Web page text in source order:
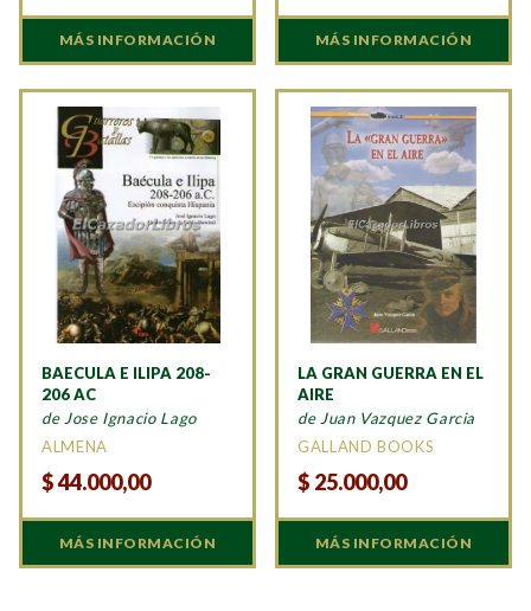
MÁS INFORMACIÓN MÁS INFORMACIÓN
BAECULA E ILIPA 208-
206 AC
de Jose Ignacio Lago
ALMENA
$44.000,00
MÁS INFORMACIÓN
LA GRAN GUERRA EN EL
AIRE
de Juan Vazquez Garcia
GALLAND BOOKS
$ 25.000,00
MÁS INFORMACIÓN